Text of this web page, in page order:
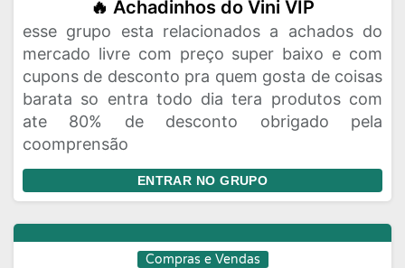
🔥 Achadinhos do Vini VIP
esse grupo esta relacionados a achados do
mercado livre com preço super baixo e com
cupons de desconto pra quem gosta de coisas
barata so entra todo dia tera produtos com
ate 80% de desconto obrigado pela
coomprensão
ENTRAR NO GRUPO
Compras e Vendas